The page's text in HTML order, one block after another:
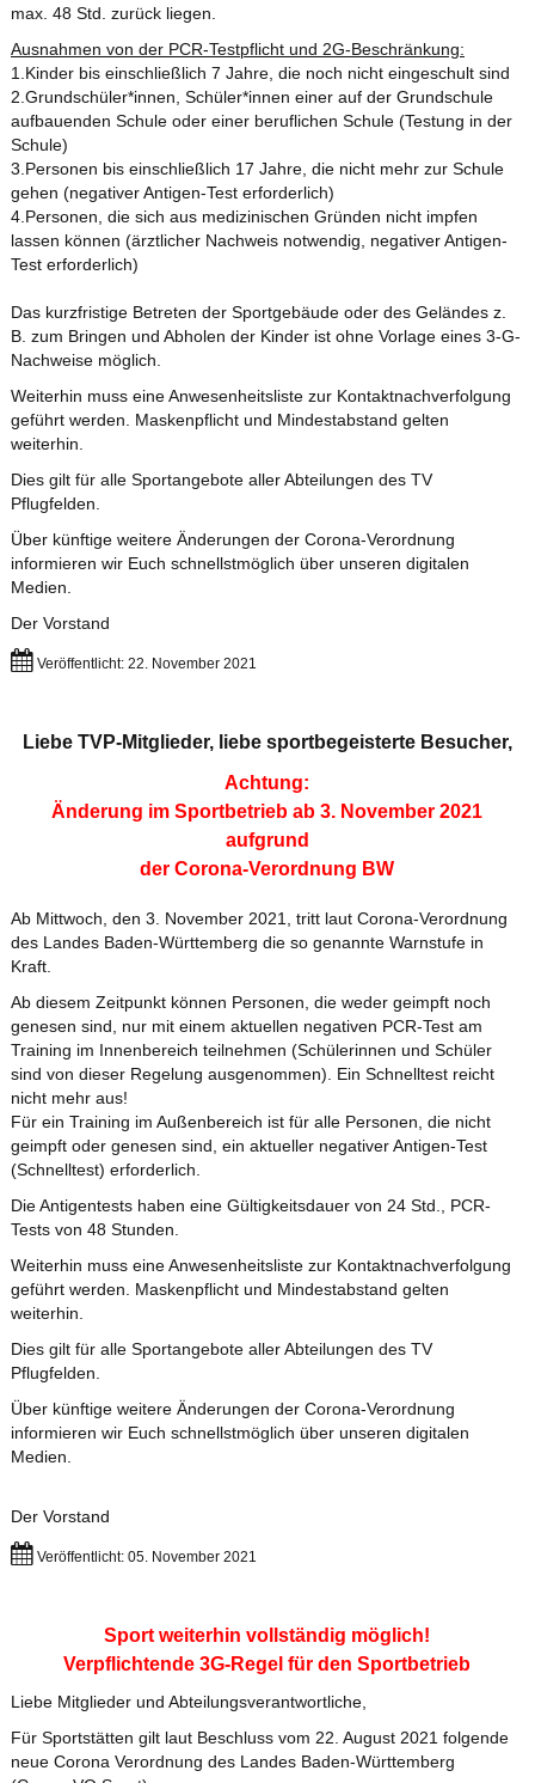
max. 48 Std. zurück liegen.
Ausnahmen von der PCR-Testpflicht und 2G-Beschränkung:
1.Kinder bis einschließlich 7 Jahre, die noch nicht eingeschult sind
2.Grundschüler*innen, Schüler*innen einer auf der Grundschule
aufbauenden Schule oder einer beruflichen Schule (Testung in der
Schule)
3.Personen bis einschließlich 17 Jahre, die nicht mehr zur Schule
gehen (negativer Antigen-Test erforderlich)
4.Personen, die sich aus medizinischen Gründen nicht impfen
lassen können (ärztlicher Nachweis notwendig, negativer Antigen-
Test erforderlich)
Das kurzfristige Betreten der Sportgebäude oder des Geländes z.
B. zum Bringen und Abholen der Kinder ist ohne Vorlage eines 3-G-
Nachweise möglich.
Weiterhin muss eine Anwesenheitsliste zur Kontaktnachverfolgung
geführt werden. Maskenpflicht und Mindestabstand gelten
weiterhin.
Dies gilt für alle Sportangebote aller Abteilungen des TV
Pflugfelden.
Über künftige weitere Änderungen der Corona-Verordnung
informieren wir Euch schnellstmöglich über unseren digitalen
Medien.
Der Vorstand
Veröffentlicht: 22. November 2021
Liebe TVP-Mitglieder, liebe sportbegeisterte Besucher,
Achtung:
Änderung im Sportbetrieb ab 3. November 2021
aufgrund
der Corona-Verordnung BW
Ab Mittwoch, den 3. November 2021, tritt laut Corona-Verordnung
des Landes Baden-Württemberg die so genannte Warnstufe in
Kraft.
Ab diesem Zeitpunkt können Personen, die weder geimpft noch
genesen sind, nur mit einem aktuellen negativen PCR-Test am
Training im Innenbereich teilnehmen (Schülerinnen und Schüler
sind von dieser Regelung ausgenommen). Ein Schnelltest reicht
nicht mehr aus!
Für ein Training im Außenbereich ist für alle Personen, die nicht
geimpft oder genesen sind, ein aktueller negativer Antigen-Test
(Schnelltest) erforderlich.
Die Antigentests haben eine Gültigkeitsdauer von 24 Std., PCR-
Tests von 48 Stunden.
Weiterhin muss eine Anwesenheitsliste zur Kontaktnachverfolgung
geführt werden. Maskenpflicht und Mindestabstand gelten
weiterhin.
Dies gilt für alle Sportangebote aller Abteilungen des TV
Pflugfelden.
Über künftige weitere Änderungen der Corona-Verordnung
informieren wir Euch schnellstmöglich über unseren digitalen
Medien.
Der Vorstand
Veröffentlicht: 05. November 2021
Sport weiterhin vollständig möglich!
Verpflichtende 3G-Regel für den Sportbetrieb
Liebe Mitglieder und Abteilungsverantwortliche,
Für Sportstätten gilt laut Beschluss vom 22. August 2021 folgende
neue Corona Verordnung des Landes Baden-Württemberg